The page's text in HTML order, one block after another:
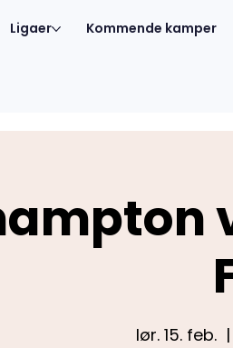
Ligaer Kommende kamper
lør. 15. feb.
  |